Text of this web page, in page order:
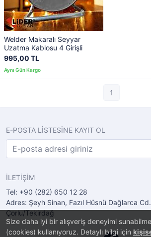
Size daha iyi bir alışveriş deneyimi
(cookies) kullanıyoruz. Detaylı bilgi için
Welder Makaralı Seyyar
Uzatma Kablosu 4 Girişli
995,00 TL
1
E-POSTA LİSTESİNE KAYIT OL
İLETİŞİM
Tel: +90 (282) 650 12 28
Adres: Şeyh Sinan, Fazıl Hüsnü Dağlarca
Çorlu/Tekirdağ